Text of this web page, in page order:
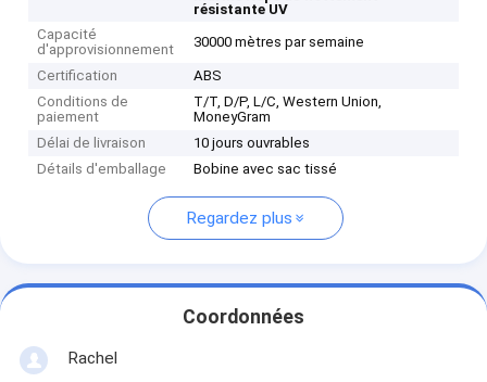
résistante UV
Capacité
d'approvisionnement
30000 mètres par semaine
Certification
ABS
Conditions de
paiement
T/T, D/P, L/C, Western Union,
MoneyGram
Délai de livraison
10 jours ouvrables
Détails d'emballage
Bobine avec sac tissé
Regardez plus
Coordonnées
Rachel